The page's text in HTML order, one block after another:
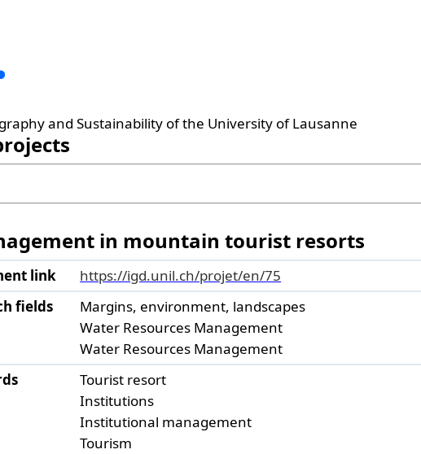
and Sustainability of the University of Lausanne
in mountain tourist resorts
link
https://igd.unil.ch/projet/en/75
fields
Margins, environment, landscapes
Water Resources Management
Water Resources Management
Tourist resort
Institutions
Institutional management
Tourism